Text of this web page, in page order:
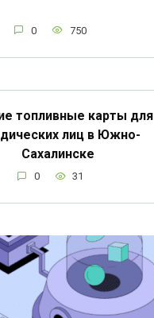
0 750
топливные карты для
лиц в Южно-
Сахалинске
0 31